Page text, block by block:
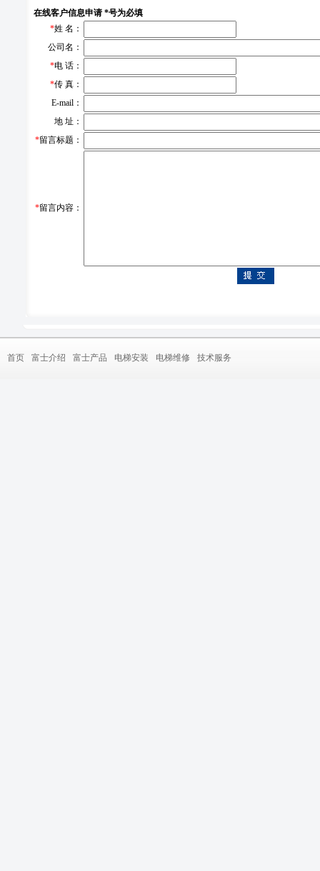
在线客户信息申请 *号为必填
*姓 名：
公司名：
*电 话：
*传 真：
E-mail：
地 址：
*留言标题：
*留言内容：
首页 富士介绍 富士产品 电梯安装 电梯维修 技术服务